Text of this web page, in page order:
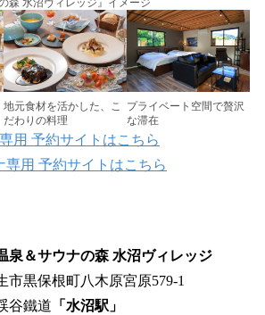
森 水沼ヴィレッジ』イメージ
地元食材を活かした、こ
だわりの料理
プライベート空間で贅沢
な滞在
用 予約サイトはこちら
専用 予約サイトはこちら
泉＆サウナの森 水沼ヴィレッジ
市黒保根町八木原宮原579-1
谷鐵道 「水沼駅」